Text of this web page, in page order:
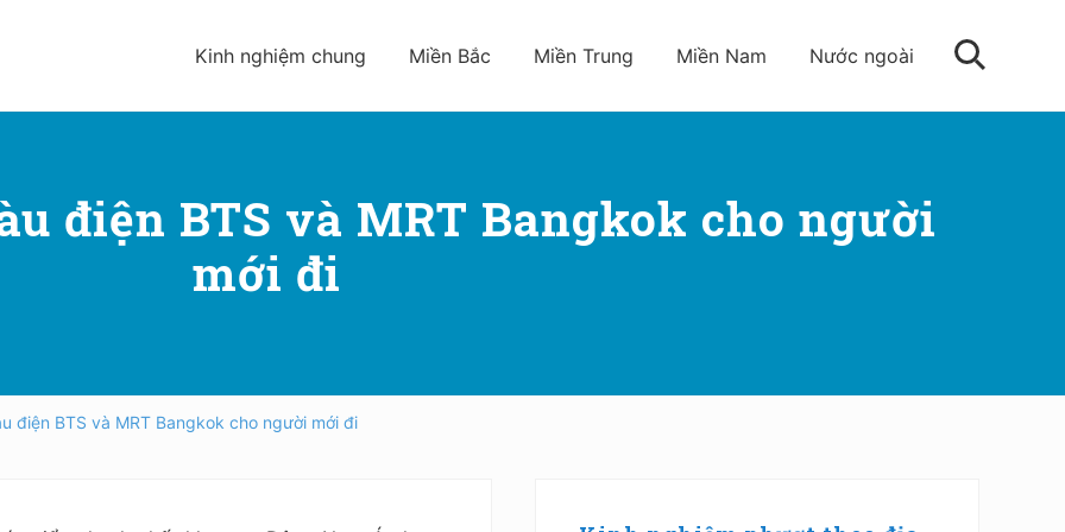
Kinh nghiệm chung Miền Bắc Miền Trung Miền Nam Nước ngoài
Tìm
điện BTS và MRT Bangkok cho người
mới đi
điện BTS và MRT Bangkok cho người mới đi